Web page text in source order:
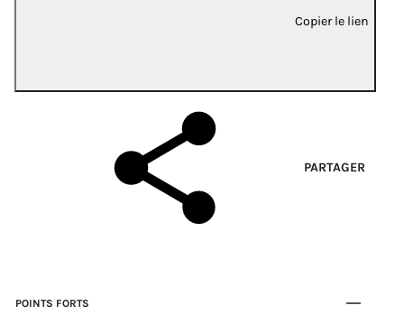
Copier le lien
PARTAGER
POINTS FORTS